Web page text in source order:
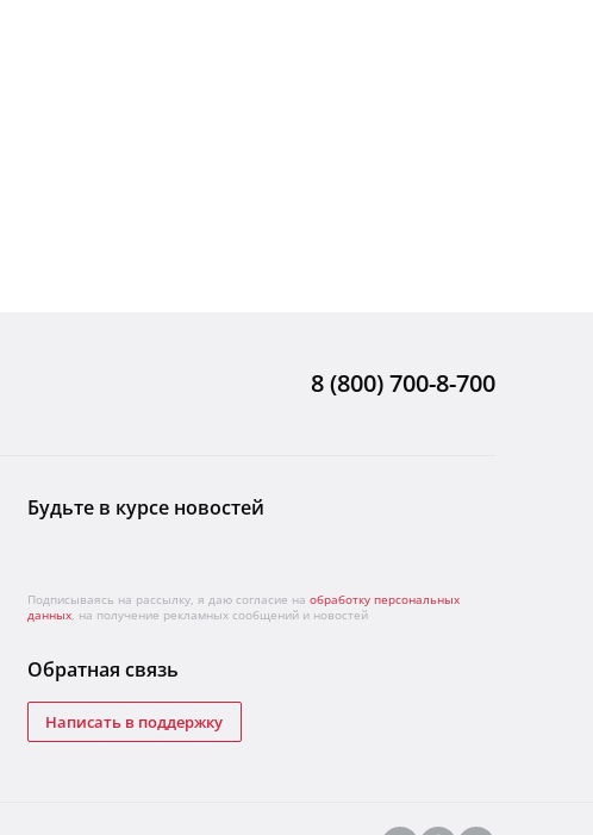
8 (800) 700-8-700
Будьте в курсе новостей
Подписываясь на рассылку, я даю согласие на обработку персональных
данных, на получение рекламных сообщений и новостей
Обратная связь
Написать в поддержку